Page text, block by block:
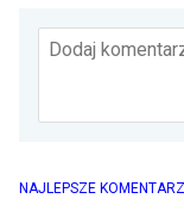
Dodaj
NAJLEPSZE